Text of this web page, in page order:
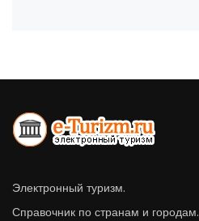
Электронный туризм.
Справочник по странам и городам.